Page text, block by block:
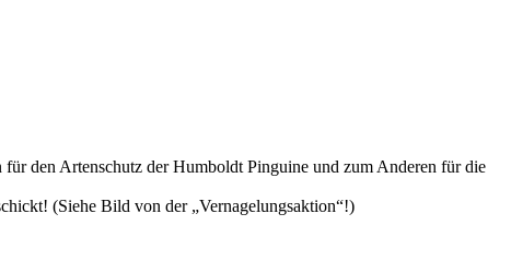
den Artenschutz der Humboldt Pinguine und zum Anderen für die
(Siehe Bild von der „Vernagelungsaktion“!)